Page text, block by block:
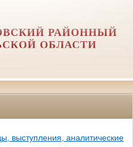
РАЙОННЫЙ
ОБЛАСТИ
выступления, аналитические